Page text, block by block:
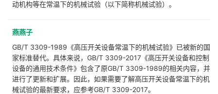
动机构等在常温下的机械试验（以下简称机械试验）。
燕燕子
GB/T 3309-1989《高压开关设备常温下的机械试验》已被新的国
家标准替代。具体来说，GB/T 3309-2017《高压开关设备和控制
设备的通用技术条件》包含了原GB/T 3309-1989的相关内容，并
进行了更新和扩展。因此，如果需要了解高压开关设备常温下的机
械试验的最新要求，应参考GB/T 3309-2017。